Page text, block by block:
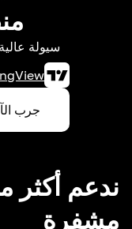
سيولة عالية
جرب
مشفرة